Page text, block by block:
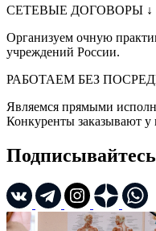
СЕТЕВЫЕ ДОГОВОРЫ ↓
Организуем очную
учреждений России.
РАБОТАЕМ БЕЗ
Являемся прямыми
Конкуренты заказывают у